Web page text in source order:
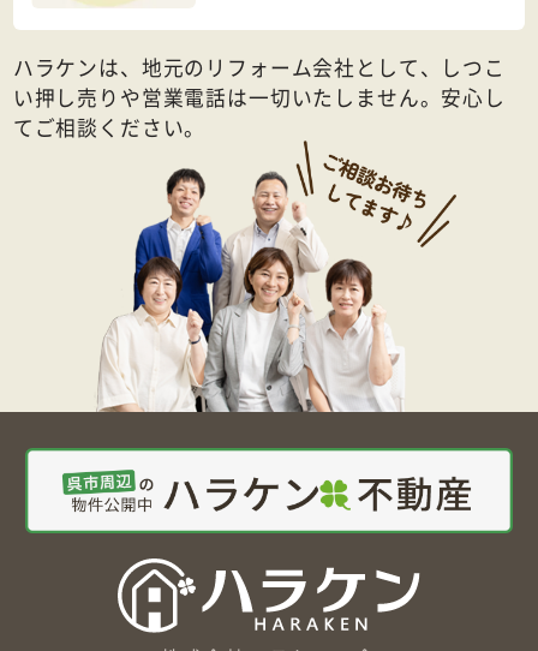
ハラケンは、地元のリフォーム会社として、しつこ
い押し売りや営業電話は一切いたしません。安心し
てご相談ください。